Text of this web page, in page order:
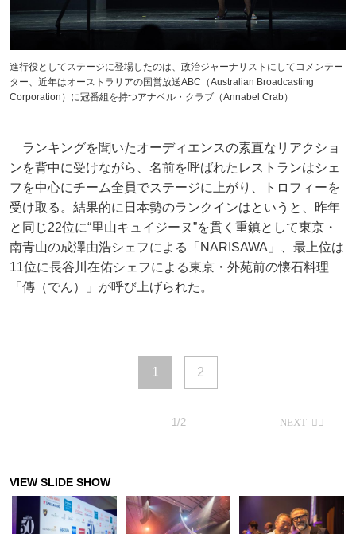
進行役としてステージに登場したのは、政治ジャーナリストにしてコメンテー
ター、近年はオーストラリアの国営放送ABC（Australian Broadcasting
Corporation）に冠番組を持つアナベル・クラブ（Annabel Crab）
ランキングを聞いたオーディエンスの素直なリアクショ
ンを背中に受けながら、名前を呼ばれたレストランはシェ
フを中心にチーム全員でステージに上がり、トロフィーを
受け取る。結果的に日本勢のランクインはというと、昨年
と同じ22位に“里山キュイジーヌ”を貫く重鎮として東京・
南青山の成澤由浩シェフによる「NARISAWA」、最上位は
11位に長谷川在佑シェフによる東京・外苑前の懐石料理
「傳（でん）」が呼び上げられた。
1 2
1/2